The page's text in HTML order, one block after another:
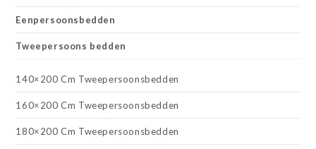
Eenpersoonsbedden
Tweepersoons bedden
140×200 Cm Tweepersoonsbedden
160×200 Cm Tweepersoonsbedden
180×200 Cm Tweepersoonsbedden